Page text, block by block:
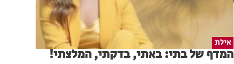
אילת
המדף של בתי: באתי, בדקתי, המלצתי!